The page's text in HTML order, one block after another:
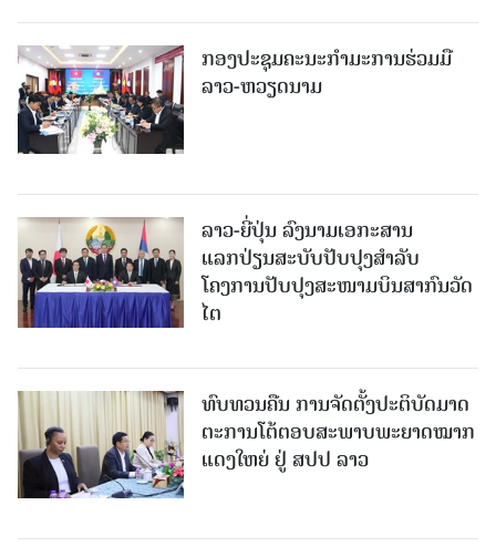
ກອງປະຊຸມຄະນະກຳມະການຮ່ວມມື
ລາວ-ຫວຽດນາມ
ລາວ-ຍີ່ປຸ່ນ ລົງນາມເອກະສານ
ແລກປ່ຽນສະບັບປັບປຸງສໍາລັບ
ໂຄງການປັບປຸງສະໜາມບິນສາກົນວັດ
ໄຕ
ທົບທວນຄືນ ການຈັດຕັ້ງປະຕິບັດມາດ
ຕະການໂຕ້ຕອບສະພາບພະຍາດໝາກ
ແດງໃຫຍ່ ຢູ່ ສປປ ລາວ